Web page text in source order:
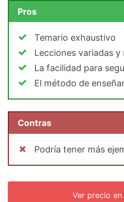
Pros
Temario exhaustivo
Lecciones variadas y
La facilidad para
El método de
Contras
Podría tener más
Ver precio